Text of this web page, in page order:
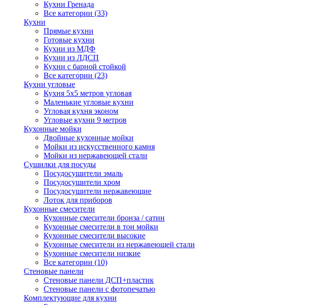
Кухни Гренада
Все категории (33)
Кухни
Прямые кухни
Готовые кухни
Кухни из МДФ
Кухни из ЛДСП
Кухни с барной стойкой
Все категории (23)
Кухни угловые
Кухня 5х5 метров угловая
Маленькие угловые кухни
Угловая кухня эконом
Угловые кухни 9 метров
Кухонные мойки
Двойные кухонные мойки
Мойки из искусственного камня
Мойки из нержавеющей стали
Сушилки для посуды
Посудосушители эмаль
Посудосушители хром
Посудосушители нержавеющие
Лоток для приборов
Кухонные смесители
Кухонные смесители бронза / сатин
Кухонные смесители в тон мойки
Кухонные смесители высокие
Кухонные смесители из нержавеющей стали
Кухонные смесители низкие
Все категории (10)
Стеновые панели
Стеновые панели ДСП+пластик
Стеновые панели с фотопечатью
Комплектующие для кухни